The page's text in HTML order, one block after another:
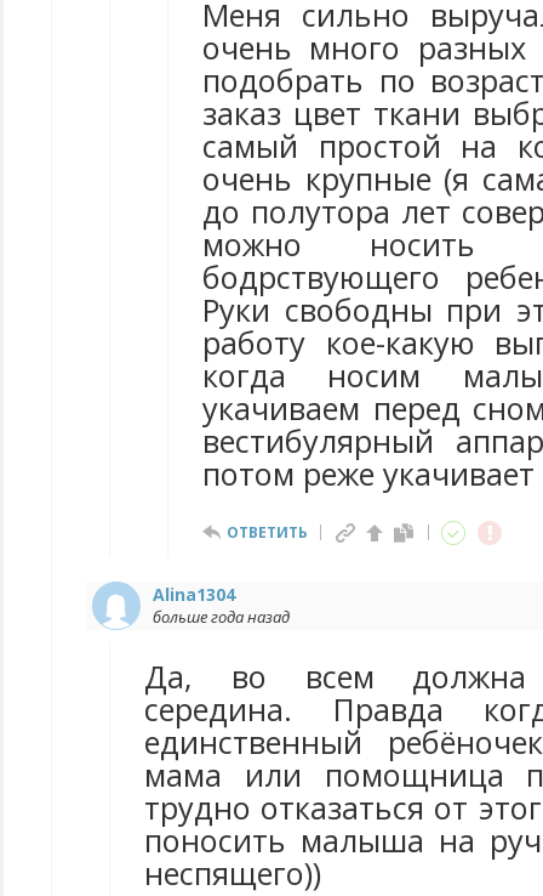
Меня сильно
очень много
подобрать по
заказ цвет ткани
самый простой на
очень крупные (я
до полутора лет
можно
бодрствующего
Руки свободны при
работу кое-какую
когда носим
укачиваем перед
вестибулярный
потом реже
ОТВЕТИТЬ
Alina1304
больше года назад
Да, во всем должна
середина. Правда
единственный
мама или помощница
трудно отказаться от
поносить малыша на
неспящего))